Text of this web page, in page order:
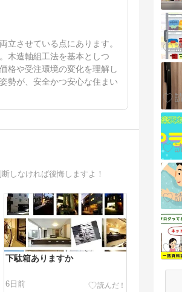
立させている点にあります。
木造軸組工法を基本としつ
格や受注環境の変化を理解し
勢が、安全かつ安心な住まい
しなければ後悔しますよ！
下駄箱ありますか
6日前